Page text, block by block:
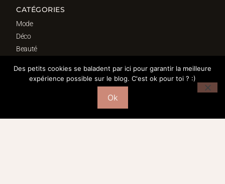
CATÉGORIES
Mode
Déco
Beauté
Bordeaux
Des petits cookies se baladent par ici pour garantir la meilleure
expérience possible sur le blog. C'est ok pour toi ? :)
Ok